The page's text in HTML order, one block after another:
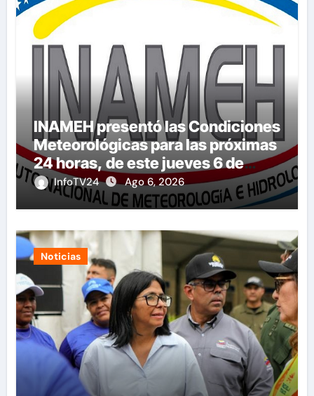
INAMEH presentó las Condiciones
Meteorológicas para las próximas
24 horas, de este jueves 6 de
agosto 2026
InfoTV24 Ago 6, 2026
Noticias